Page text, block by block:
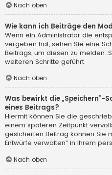
Nach oben
Wie kann ich Beiträge den
Wenn ein Administrator die
vergeben hat, sehen Sie eine
Beitrags, um diesen zu melden.
weiteren Schritte geführt.
Nach oben
Was bewirkt die „Speichern“-
eines Beitrags?
Hiermit können Sie die
einem späteren Zeitpunkt
gesicherten Beitrag können Sie
Entwürfe verwalten“ in Ihrem
Nach oben